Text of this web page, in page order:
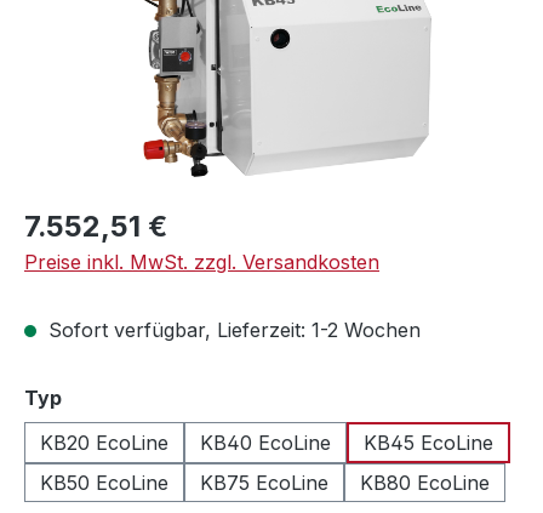
Regulärer Preis:
7.552,51 €
Preise inkl. MwSt. zzgl. Versandkosten
Sofort verfügbar, Lieferzeit: 1-2 Wochen
Typauswählen
KB20 EcoLine
KB40 EcoLine
KB45 EcoLine
KB50 EcoLine
KB75 EcoLine KB80 EcoLine